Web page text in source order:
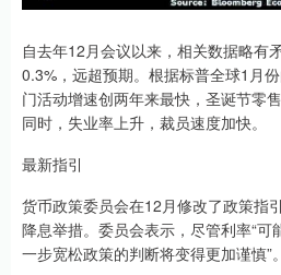
自去年12月会议以来，相关数据略有
0.3%，远超预期。根据标普全球1月
门活动增速创两年来最快，圣诞节零
同时，失业率上升，裁员速度加快。
最新指引
货币政策委员会在12月修改了政策指
降息举措。委员会表示，尽管利率“可
一步宽松政策的判断将变得更加谨慎”。